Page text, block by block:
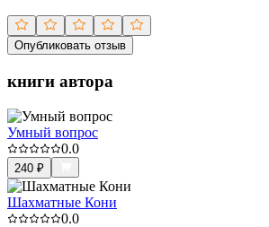
Опубликовать отзыв
книги автора
Умный вопрос
0.0
240 ₽
Шахматные Кони
0.0